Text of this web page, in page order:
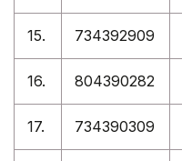
15. 734392909
16. 804390282
17. 734390309